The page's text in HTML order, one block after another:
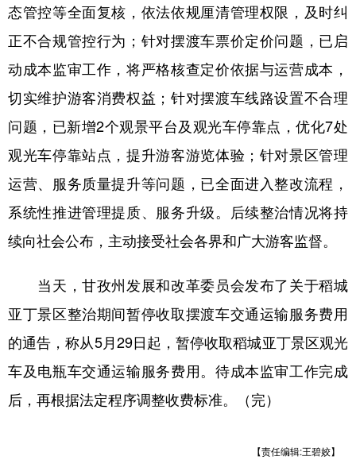
北京 天津 河北 山西
辽宁 吉林 上海 江苏
浙江 安徽 福建 江西
山东 河南 湖北 湖南
陕西 甘肃 青海 宁夏
新疆 内蒙古 黑龙江
English Español Français عربى
Русский язык 日本語 한국어
Deutsch Português
态管控等全面复核，依法依规厘清管理权限，及时纠
正不合规管控行为；针对摆渡车票价定价问题，已启
动成本监审工作，将严格核查定价依据与运营成本，
切实维护游客消费权益；针对摆渡车线路设置不合理
问题，已新增2个观景平台及观光车停靠点，优化7处
观光车停靠站点，提升游客游览体验；针对景区管理
运营、服务质量提升等问题，已全面进入整改流程，
系统性推进管理提质、服务升级。后续整治情况将持
续向社会公布，主动接受社会各界和广大游客监督。
当天，甘孜州发展和改革委员会发布了关于稻城
亚丁景区整治期间暂停收取摆渡车交通运输服务费用
的通告，称从5月29日起，暂停收取稻城亚丁景区观光
车及电瓶车交通运输服务费用。待成本监审工作完成
后，再根据法定程序调整收费标准。（完）
【责任编辑:王碧姣】